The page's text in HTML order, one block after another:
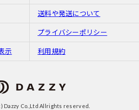
送料や発送について
プライバシーポリシー
示 利用規約
Dazzy Co.,Ltd Allrights reserved.